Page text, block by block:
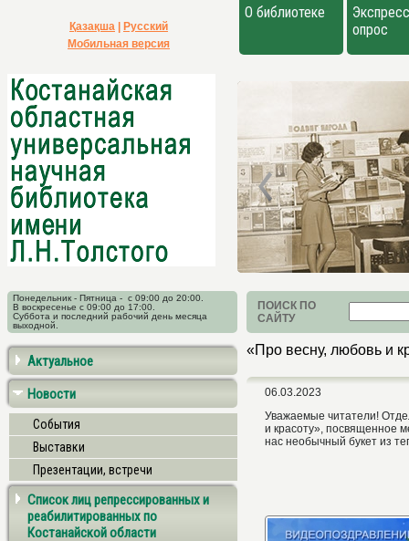
Қазақша
Русский
Мобильная версия
О библиотеке
опрос
Понедельник - Пятница - с 09:00 до 20:00.
В воскресенье с 09:00 до 17:00.
Суббота и последний рабочий день месяца
выходной.
ПОИСК ПО
САЙТУ
Актуальное
Новости
События
Выставки
Презентации, встречи
Список лиц репрессированных и
реабилитированных по
Костанайской области
«Про весну, любовь и
06.03.2023
Уважаемые читатели!
и красоту», посвященное
нас необычный букет из